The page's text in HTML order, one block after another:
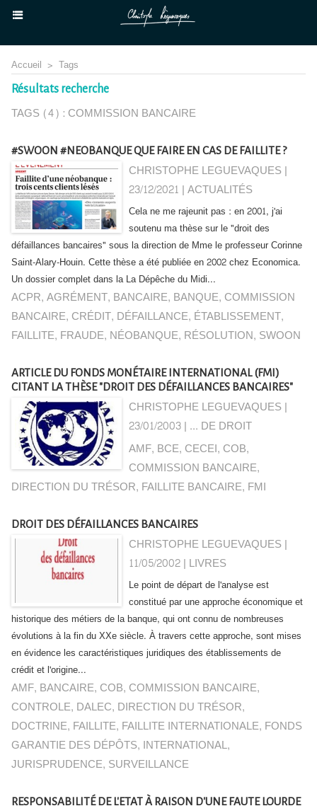
Accueil > Tags
Résultats recherche
TAGS (4) : COMMISSION BANCAIRE
#SWOON #NEOBANQUE QUE FAIRE EN CAS DE FAILLITE ?
CHRISTOPHE LEGUEVAQUES |
23/12/2021 |ACTUALITÉS
Cela ne me rajeunit pas : en 2001, j'ai
soutenu ma thèse sur le "droit des
défaillances bancaires" sous la direction de Mme le professeur Corinne
Saint-Alary-Houin. Cette thèse a été publiée en 2002 chez Economica.
Un dossier complet dans la La Dépêche du Midi...
ACPR,AGRÉMENT, BANCAIRE, BANQUE, COMMISSION
BANCAIRE, CRÉDIT, DÉFAILLANCE, ÉTABLISSEMENT,
FAILLITE, FRAUDE, NÉOBANQUE, RÉSOLUTION, SWOON
ARTICLE DU FONDS MONÉTAIRE INTERNATIONAL (FMI)
CITANT LA THÈSE "DROIT DES DÉFAILLANCES BANCAIRES"
CHRISTOPHE LEGUEVAQUES |
23/01/2003| ... DE DROIT
AMF, BCE, CECEI, COB,
COMMISSION BANCAIRE,
DIRECTION DU TRÉSOR, FAILLITE BANCAIRE, FMI
DROIT DES DÉFAILLANCES BANCAIRES
CHRISTOPHE LEGUEVAQUES |
11/05/2002| LIVRES
Le point de départ de l'analyse est
constitué par une approche économique et
historique des métiers de la banque, qui ont connu de nombreuses
évolutions à la fin du XXe siècle. À travers cette approche, sont mises
en évidence les caractéristiques juridiques des établissements de
crédit et l'origine...
AMF, BANCAIRE, COB, COMMISSION BANCAIRE,
CONTROLE, DALEC, DIRECTION DU TRÉSOR,
DOCTRINE, FAILLITE, FAILLITE INTERNATIONALE, FONDS
GARANTIE DES DÉPÔTS, INTERNATIONAL,
JURISPRUDENCE, SURVEILLANCE
RESPONSABILITÉ DE L'ETAT À RAISON D'UNE FAUTE LOURDE